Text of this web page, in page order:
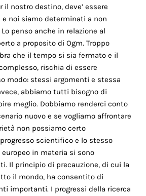
il nostro destino, deve’ essere
noi siamo determinati a non
Lo penso anche in relazione al
a proposito di Ogm. Troppo
che il tempo si sia fermato e il
rischia di essere
modo: stessi argomenti e stessa
abbiamo tutti bisogno di
meglio. Dobbiamo renderci conto
nuovo e se vogliamo affrontare
non possiamo certo
scientifico e lo stesso
in materia si sono
Il principio di precauzione, di cui la
il mondo, ha consentito di
importanti. I progressi della ricerca